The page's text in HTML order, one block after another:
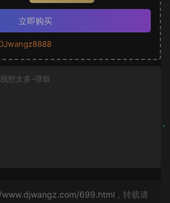
立即购买
想太多-弹鼓
699.html ，转载请